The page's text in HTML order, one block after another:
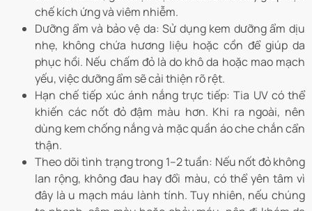
chế kích ứng và viêm nhiễm.
Dưỡng ẩm và bảo vệ da: Sử dụng kem dưỡng ẩm dịu
nhẹ, không chứa hương liệu hoặc cồn để giúp da
phục hồi. Nếu chấm đỏ là do khô da hoặc mao mạch
yếu, việc dưỡng ẩm sẽ cải thiện rõ rệt.
Hạn chế tiếp xúc ánh nắng trực tiếp: Tia UV có thể
khiến các nốt đỏ đậm màu hơn. Khi ra ngoài, nên
dùng kem chống nắng và mặc quần áo che chắn cẩn
thận.
Theo dõi tình trạng trong 1–2 tuần: Nếu nốt đỏ không
lan rộng, không đau hay đổi màu, có thể yên tâm vì
đây là u mạch máu lành tính. Tuy nhiên, nếu chúng